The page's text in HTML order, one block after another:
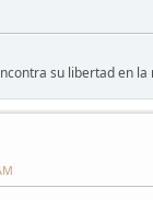
su libertad en la